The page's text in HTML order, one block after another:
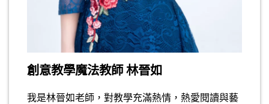
創意教學魔法教師 林晉如
我是林晉如老師，對教學充滿熱情，熱愛閱讀與藝